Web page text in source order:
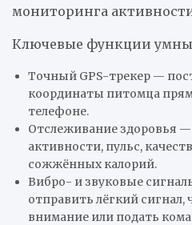
мониторинга
Ключевые функции
Точный GPS-трекер —
координаты питомца
телефоне.
Отслеживание здоровья —
активности, пульс,
сожжённых калорий.
Вибро- и звуковые
отправить лёгкий сигнал,
внимание или подать